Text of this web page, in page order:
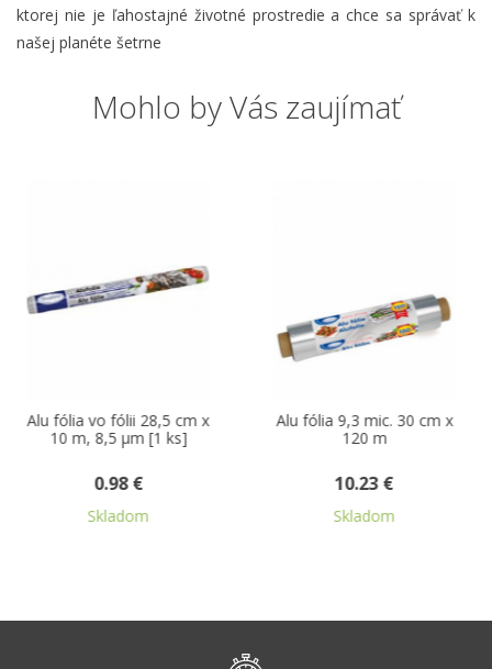
ktorej nie je ľahostajné životné prostredie a chce sa správať k
našej planéte šetrne
Mohlo by Vás zaujímať
vo fólii 28,5 cm x
m, 8,5 µm [1 ks]
Alu fólia 9,3 mic. 30 cm x